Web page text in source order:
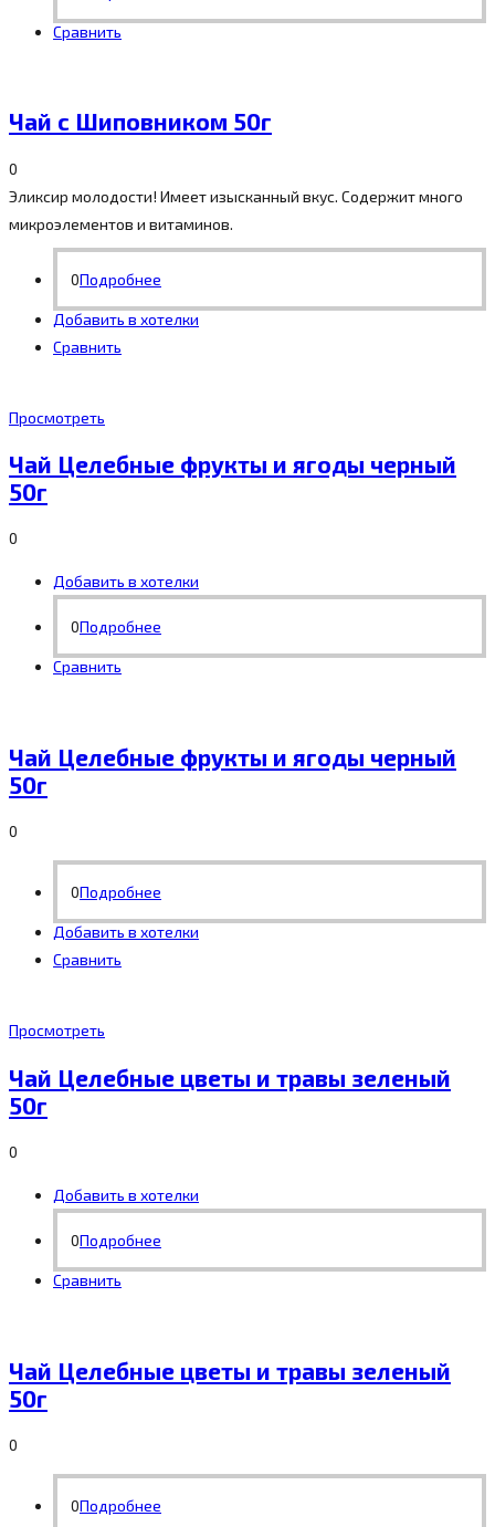
Сравнить
Чай с Шиповником 50г
0
Эликсир молодости! Имеет изысканный вкус. Содержит много
микроэлементов и витаминов.
0Подробнее
Добавить в хотелки
Сравнить
Просмотреть
Чай Целебные фрукты и ягоды черный
50г
0
Добавить в хотелки
0Подробнее
Сравнить
Чай Целебные фрукты и ягоды черный
50г
0
0Подробнее
Добавить в хотелки
Сравнить
Просмотреть
Чай Целебные цветы и травы зеленый
50г
0
Добавить в хотелки
0Подробнее
Сравнить
Чай Целебные цветы и травы зеленый
50г
0
0Подробнее